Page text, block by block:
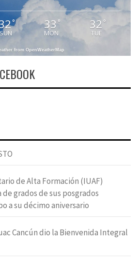
° 33 °
MON
32 °
TUE
from OpenWeatherMap
de Alta Formación (IUAF)
grados de sus posgrados
a su décimo aniversario
Cancún dio la Bienvenida Integral